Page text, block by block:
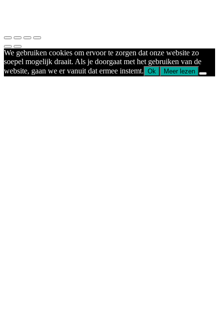
We gebruiken cookies om ervoor te zorgen dat onze website zo
soepel mogelijk draait. Als je doorgaat met het gebruiken van de
website, gaan we er vanuit dat ermee instemt. Ok Meer lezen